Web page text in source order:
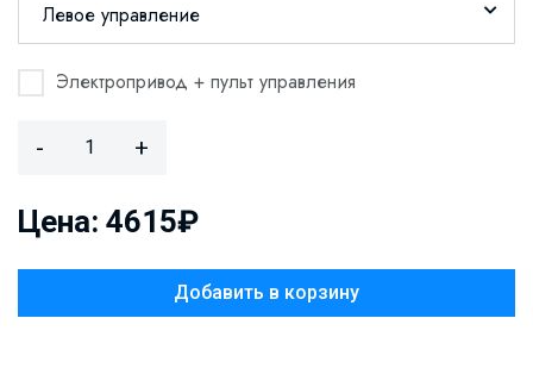
Левое управление
Электропривод + пульт управления
- +
Цена: 4615₽
Добавить в корзину